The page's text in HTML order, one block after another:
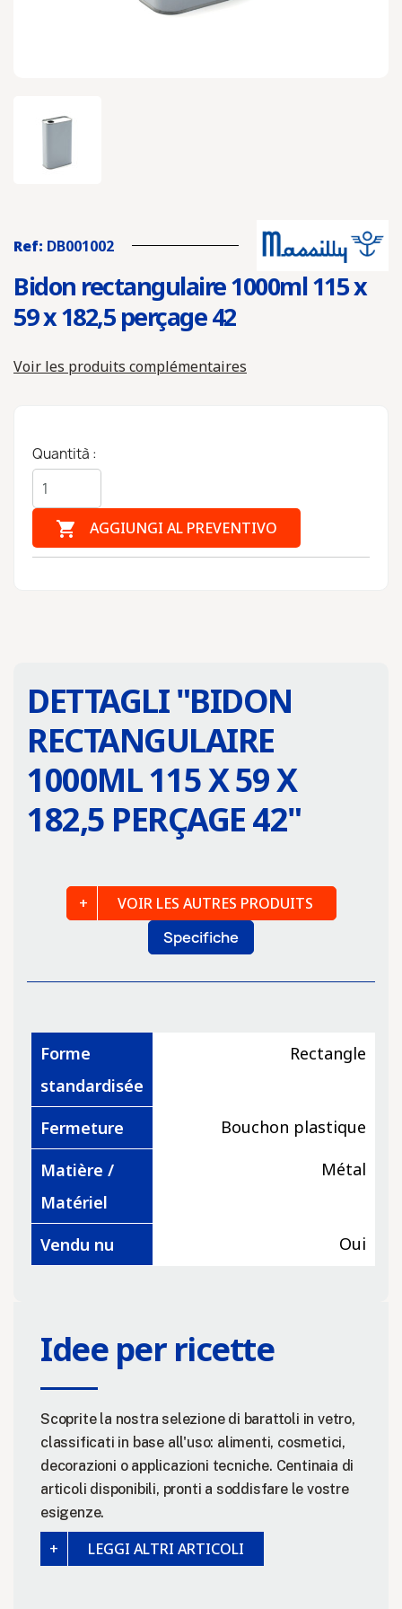
Ref: DB001002
Bidon rectangulaire 1000ml 115 x
59 x 182,5 perçage 42
Voir les produits complémentaires
Quantità :
 AGGIUNGI AL PREVENTIVO
DETTAGLI "BIDON
RECTANGULAIRE
1000ML 115 X 59 X
182,5 PERÇAGE 42"
Specifiche
VOIR LES AUTRES PRODUITS
Forme
standardisée
Rectangle
Fermeture
Bouchon plastique
Matière /
Matériel
Métal
Vendu nu Oui
Idee per ricette
Scoprite la nostra selezione di barattoli in vetro,
classificati in base all'uso: alimenti, cosmetici,
decorazioni o applicazioni tecniche. Centinaia di
articoli disponibili, pronti a soddisfare le vostre
esigenze.
LEGGI ALTRI ARTICOLI